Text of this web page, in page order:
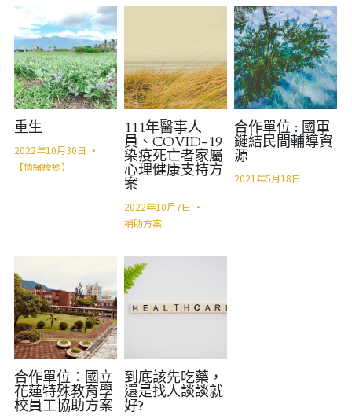
重生
2022年10月30日 ·
【情緒療癒】
111年醫事人
員、COVID-19
染疫死亡者家屬
心理健康支持方
案
2022年10月7日 ·
補助方案
合作單位 : 國軍
鏈結民間輔導資
源
2021年5月18日
合作單位：國立
花蓮特殊教育學
校員工協助方案
到底該先吃藥，
還是找人談談就
好?